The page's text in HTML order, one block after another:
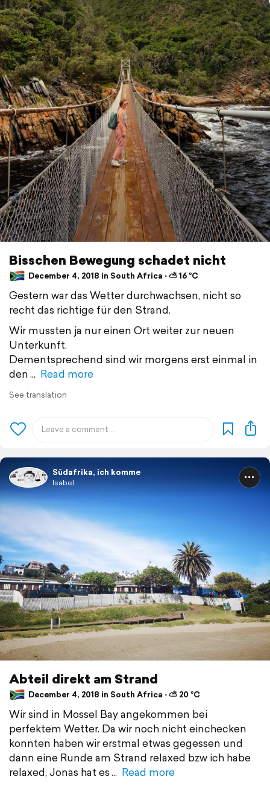
Bisschen Bewegung schadet nicht
December 4, 2018 in South Africa ⋅ ⛅ 16 °C
Gestern war das Wetter durchwachsen, nicht so
recht das richtige für den Strand.
Wir mussten ja nur einen Ort weiter zur neuen
Unterkunft.
Dementsprechend sind wir morgens erst einmal in
den
Read more
See translation
Südafrika, ich komme
Isabel
Abteil direkt am Strand
December 4, 2018 in South Africa ⋅ ⛅ 20 °C
Wir sind in Mossel Bay angekommen bei
perfektem Wetter. Da wir noch nicht einchecken
konnten haben wir erstmal etwas gegessen und
dann eine Runde am Strand relaxed bzw ich habe
relaxed, Jonas hat es
Read more